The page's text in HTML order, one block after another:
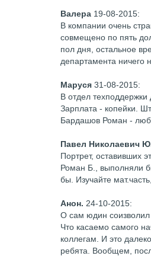
Валера 19-08-2015:
В компании очень
совмещено по пять
пол дня, остальное
департамента ничего
Маруся 31-08-2015:
В отдел
Зарплата - копейки.
Бардашов Роман -
Павел Николаевич
Портрет, оставивших
Роман Б., выполняли
бы. Изучайте
Анон. 24-10-2015:
О сам юдин
Что касаемо самого
коллегам. И это
ребята. Вообщем,